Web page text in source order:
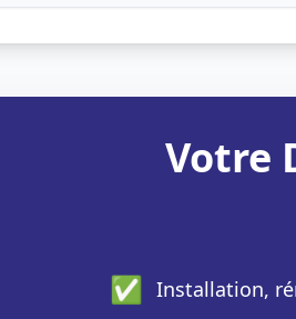
Votre
✅ Installation,